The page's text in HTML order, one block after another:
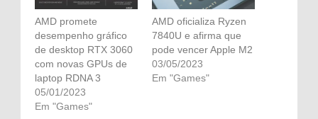
AMD promete
desempenho gráfico
de desktop RTX 3060
com novas GPUs de
laptop RDNA 3
05/01/2023
Em "Games"
AMD oficializa Ryzen
7840U e afirma que
pode vencer Apple M2
03/05/2023
Em "Games"